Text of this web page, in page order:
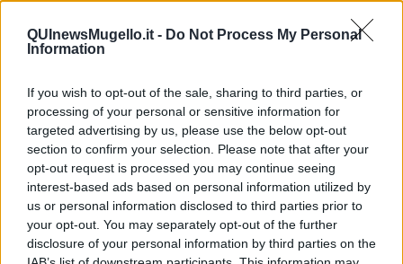
QUInewsMugello.it - Do Not Process My Personal
Information
If you wish to opt-out of the sale, sharing to third parties, or
processing of your personal or sensitive information for
targeted advertising by us, please use the below opt-out
section to confirm your selection. Please note that after your
opt-out request is processed you may continue seeing
interest-based ads based on personal information utilized by
us or personal information disclosed to third parties prior to
your opt-out. You may separately opt-out of the further
disclosure of your personal information by third parties on the
Newsletter QUInews - ToscanaMedia.Arriva gratis tutti i giorni
alle 20:00 direttamente nella tua casella di posta.
Basta cliccareQUI
Fotogallery
Videogallery